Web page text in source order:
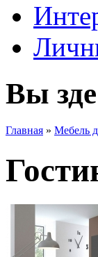
Вы
Главная » Мебель